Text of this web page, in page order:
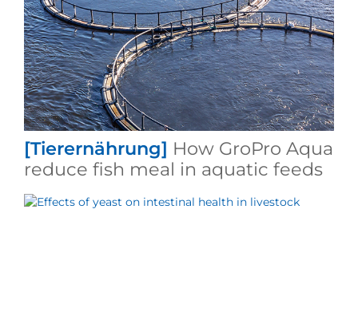
[Tierernährung] How GroPro Aqua
reduce fish meal in aquatic feeds